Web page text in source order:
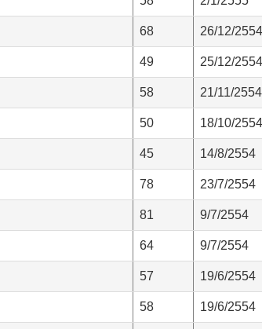
68 26/12/2554
49 25/12/2554
58 21/11/2554
50 18/10/2554
45 14/8/2554
78 23/7/2554
81 9/7/2554
64 9/7/2554
57 19/6/2554
58 19/6/2554